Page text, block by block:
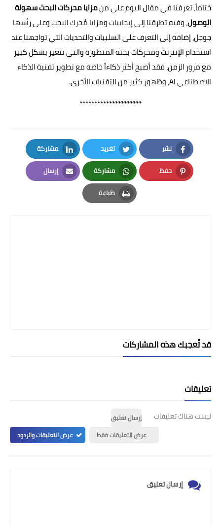
ختاماً، تعرفنا في مقال اليوم على منمزايا محركات البحث سهولة
الوصول، وفيه تطرقنا إلى إيجابيات ومزايا مُحرك البحث وعلى رأسها
جوجل، إضافة إلى التعرف على السلبيات والتحديات التي تواجهنا عند
استخدام الإنترنت ومحركات بحثه المتطورة والتي تتغير بشكل كبير
مع مرور الزمن، فقد أصبح أكثر ذكاءاً خاصة مع تطوير تقنية الذكاء
الاصطناعي AI، وظهور كثير من التقنيات الأخرى.
*********************
نشر
Facebook
تغريد
Twitter
مشاركة
LinkedIn
حفظ
Pinterest
مشاركة
Whatsapp
إرسال
Email
طباعة
Print
قد تُعجبك هذه المشاركات
تعليقات
ليست هناك تعليقات
إرسال تعليق
عرض التعليقات فقط
عرض التعليقات والردود
إرسال تعليق